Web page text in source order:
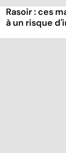
Rasoir : ces
à un risque